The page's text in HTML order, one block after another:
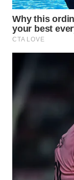
WN
BOGOR
TAPANULI